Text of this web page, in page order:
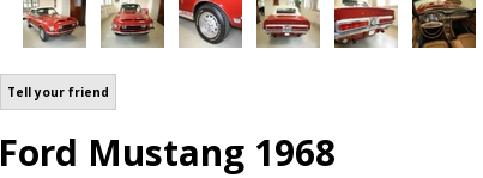
Tell your friend
Ford Mustang 1968